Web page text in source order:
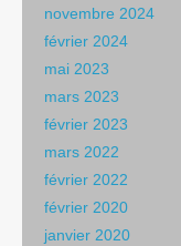
novembre 2024
février 2024
mai 2023
mars 2023
février 2023
mars 2022
février 2022
février 2020
janvier 2020